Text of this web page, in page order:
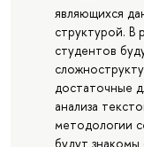
являющихся
структурой. В
студентов
достаточные
анализа
методологии
будут